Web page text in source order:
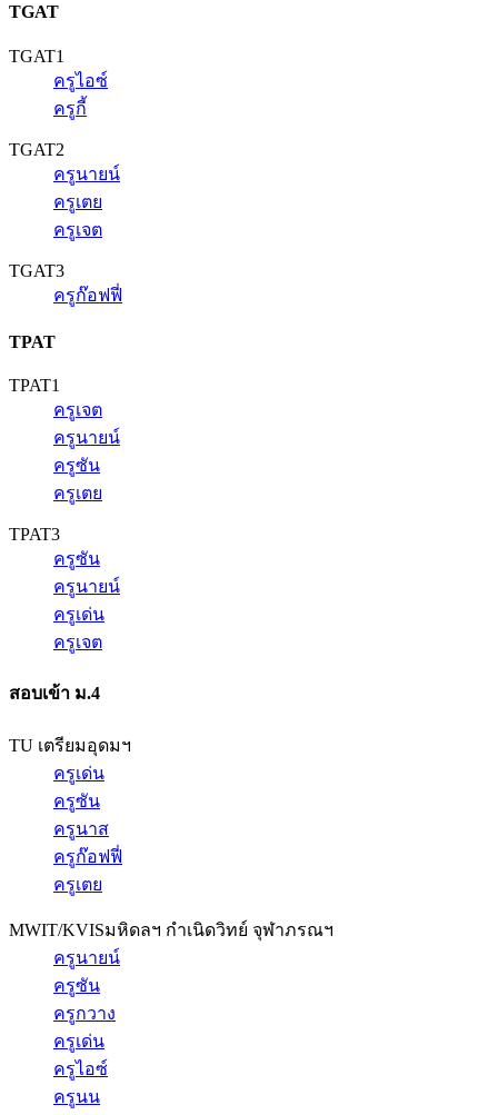
TGAT
TGAT1
ครูไอซ์
ครูกี้
TGAT2
ครูนายน์
ครูเตย
ครูเจต
TGAT3
ครูก๊อฟฟี่
TPAT
TPAT1
ครูเจต
ครูนายน์
ครูซัน
ครูเตย
TPAT3
ครูซัน
ครูนายน์
ครูเด่น
ครูเจต
สอบเข้า ม.4
TU เตรียมอุดมฯ
ครูเด่น
ครูซัน
ครูนาส
ครูก๊อฟฟี่
ครูเตย
MWIT/KVISมหิดลฯ กำเนิดวิทย์ จุฬาภรณฯ
ครูนายน์
ครูซัน
ครูกวาง
ครูเด่น
ครูไอซ์
ครูนน